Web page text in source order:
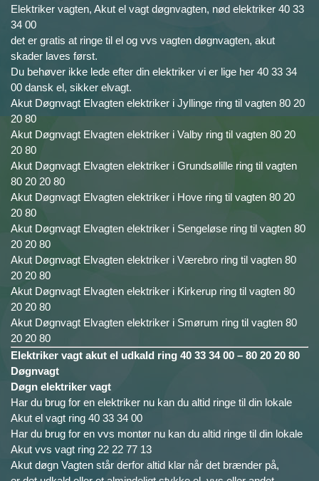
Elektriker vagten, Akut el vagt døgnvagten, nød elektriker 40 33
34 00
det er gratis at ringe til el og vvs vagten døgnvagten, akut
skader laves først.
Du behøver ikke lede efter din elektriker vi er lige her 40 33 34
00 dansk el, sikker elvagt.
Akut Døgnvagt Elvagten elektriker i Jyllinge ring til vagten 80 20
20 80
Akut Døgnvagt Elvagten elektriker i Valby ring til vagten 80 20
20 80
Akut Døgnvagt Elvagten elektriker i Grundsølille ring til vagten
80 20 20 80
Akut Døgnvagt Elvagten elektriker i Hove ring til vagten 80 20
20 80
Akut Døgnvagt Elvagten elektriker i Sengeløse ring til vagten 80
20 20 80
Akut Døgnvagt Elvagten elektriker i Værebro ring til vagten 80
20 20 80
Akut Døgnvagt Elvagten elektriker i Kirkerup ring til vagten 80
20 20 80
Akut Døgnvagt Elvagten elektriker i Smørum ring til vagten 80
20 20 80
Elektriker vagt akut el udkald ring 40 33 34 00 – 80 20 20 80
Døgnvagt
Døgn elektriker vagt
Har du brug for en elektriker nu kan du altid ringe til din lokale
Akut el vagt ring 40 33 34 00
Har du brug for en vvs montør nu kan du altid ringe til din lokale
Akut vvs vagt ring 22 22 77 13
Akut døgn Vagten står derfor altid klar når det brænder på,